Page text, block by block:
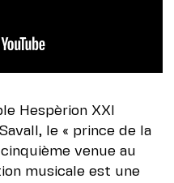
Hespèrion XXI
le « prince de la
venue au
musicale est une